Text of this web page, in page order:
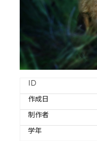
ID
作成日
制作者
学年